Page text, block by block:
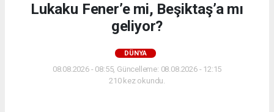
Lukaku Fener’e mi, Beşiktaş’a mı
geliyor?
DÜNYA
08.08.2026 - 08:55, Güncelleme: 08.08.2026 - 12:15
210 kez okundu.